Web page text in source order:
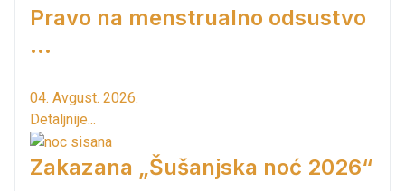
Pravo na menstrualno odsustvo
...
04. Avgust. 2026.
Detaljnije...
Zakazana „Šušanjska noć 2026“